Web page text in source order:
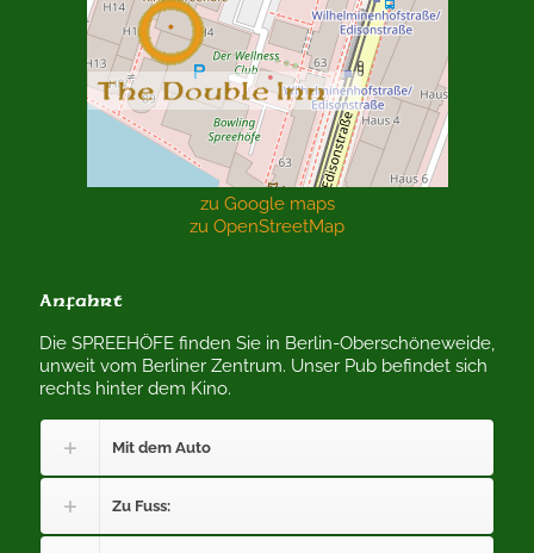
zu Google maps
zu OpenStreetMap
Anfahrt
Die SPREEHÖFE finden Sie in Berlin-Oberschöneweide,
unweit vom Berliner Zentrum. Unser Pub befindet sich
rechts hinter dem Kino.
Mit dem Auto
Zu Fuss: